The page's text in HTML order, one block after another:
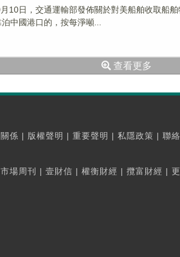
月10日，交通運輸部發佈關於對美船舶收取船
中國港口的，按每淨噸...
查看更多
係 | 版權聲明 | 重要聲明 | 私隱政策 | 聯
場周刊 | 壹財信 | 權衡財經 | 攬富財經 |